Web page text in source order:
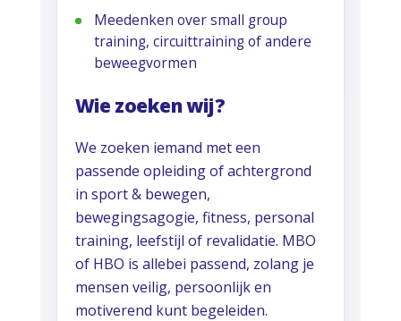
Meedenken over small group
training, circuittraining of andere
beweegvormen
Wie zoeken wij?
We zoeken iemand met een
passende opleiding of achtergrond
in sport & bewegen,
bewegingsagogie, fitness, personal
training, leefstijl of revalidatie. MBO
of HBO is allebei passend, zolang je
mensen veilig, persoonlijk en
motiverend kunt begeleiden.